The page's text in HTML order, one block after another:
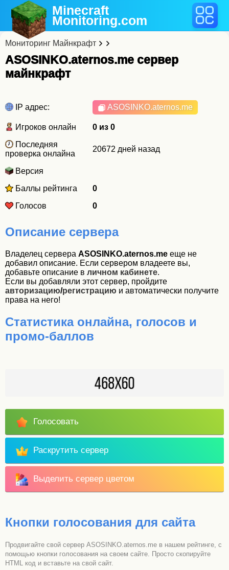
Minecraft
Monitoring.com
Мониторинг Майнкрафт
ASOSINKO.aternos.me cервер
майнкрафт
IP адрес: ASOSINKO.aternos.me
Игроков онлайн
0 из 0
Последняя
проверка онлайна
20672 дней назад
Версия
Баллы рейтинга
0
Голосов
0
Описание сервера
Владелец сервера ASOSINKO.aternos.me еще не
добавил описание. Если сервером владеете вы,
добавьте описание в личном кабинете.
Если вы добавляли этот сервер, пройдите
авторизацию/регистрацию и автоматически получите
права на него!
Статистика онлайна, голосов и
промо-баллов
Голосовать
Раскрутить сервер
Выделить сервер цветом
Кнопки голосования для сайта
Продвигайте свой сервер ASOSINKO.aternos.me в нашем рейтинге, с
помощью кнопки голосования на своем сайте. Просто скопируйте
HTML код и вставьте на свой сайт.